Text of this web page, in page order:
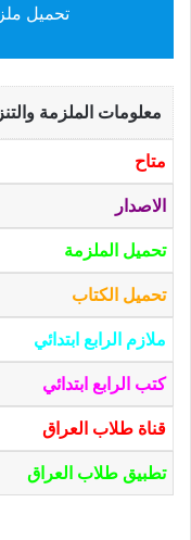
تحميل
معلومات الملزمة
متاح
الاصدار
تحميل الملزمة
تحميل الكتاب
ملازم الرابع ابتدائي
كتب الرابع ابتدائي
قناة طلاب العراق
تطبيق طلاب العراق